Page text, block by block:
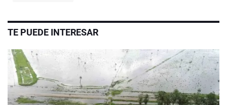
TE PUEDE INTERESAR